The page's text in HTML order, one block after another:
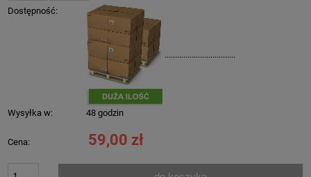
Dostępność:
..................................
Wysyłka w: 48 godzin
Cena: 59,00 zł